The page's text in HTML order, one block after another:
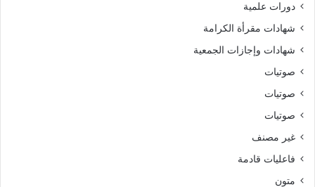
دورات علمية
شهادات مقرأة الكرامة
شهادات وإجازات الجمعية
صوتيات
صوتيات
صوتيات
غير مصنف
فاعليات قادمة
متون